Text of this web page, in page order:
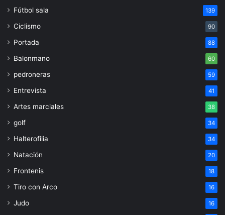
Fútbol sala 139
Ciclismo 90
Portada 88
Balonmano 60
pedroneras 59
Entrevista 41
Artes marciales 38
golf 34
Halterofilia 34
Natación 20
Frontenis 18
Tiro con Arco 16
Judo 16